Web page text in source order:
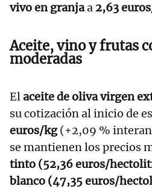
vivo en granjaa 2,63
Aceite, vino y frutas
moderadas
Elaceite de oliva virgen
su cotización al inicio de
euros/kg(+2,09 %
se mantienen los precios
tinto (52,36 euros/
blanco (47,35 euros/